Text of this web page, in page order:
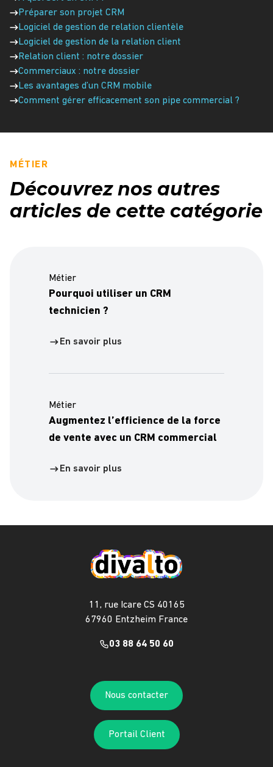
Préparer son projet CRM
Logiciel de gestion de relation clientèle
Logiciel de gestion de la relation client
Relation client : notre dossier
Commerciaux : notre dossier
Les avantages d’un CRM mobile
Comment gérer efficacement son pipe commercial ?
MÉTIER
Découvrez nos autres
articles de cette catégorie
Métier
Pourquoi utiliser un CRM
technicien ?
En savoir plus
Métier
Augmentez l’efficience de la force
de vente avec un CRM commercial
En savoir plus
11, rue Icare CS 40165
67960 Entzheim France
03 88 64 50 60
Nous contacter
Portail Client